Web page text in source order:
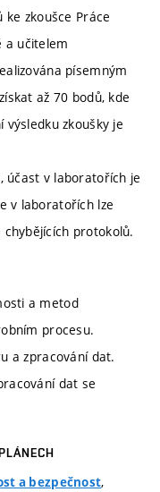
ke zkoušce Práce
a učitelem
písemným
až 70 bodů, kde
výsledku zkoušky je
účast v laboratořích je
v laboratořích lze
protokolů.
a metod
procesu.
a zpracování dat.
dat se
a bezpečnost,